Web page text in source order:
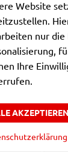
Website
nur die
Ihre
AKZEPTIEREN